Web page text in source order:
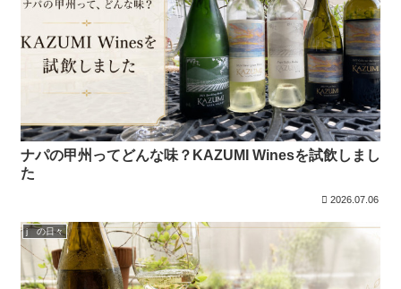
ナパの甲州ってどんな味？KAZUMI Winesを試飲しまし
た
2026.07.06
j の日々